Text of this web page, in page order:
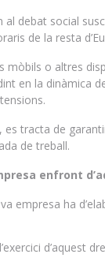
al debat social
de la resta
mòbils o altres
en la dinàmica
es tracta de
de treball.
enfront
empresa ha
d’aquest